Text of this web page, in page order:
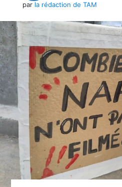
par la rédaction de TAM